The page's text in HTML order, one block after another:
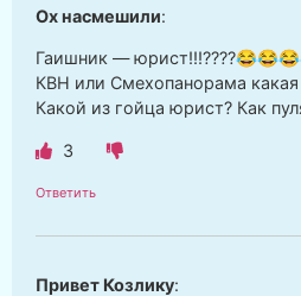
Ох насмешили:
Гаишник —
КВН или Смехопанорама какая
Какой из гойца юрист? Как
3
Ответить
Привет Козлику: